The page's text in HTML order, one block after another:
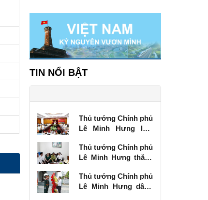
TIN NỔI BẬT
Thủ tướng Chính phủ
Lê Minh Hưng làm
vụ Tỉnh ủy Lạng Sơn
Thủ tướng Chính phủ
Lê Minh Hưng thăm,
binh tại Lạng Sơn
Thủ tướng Chính phủ
Lê Minh Hưng dâng